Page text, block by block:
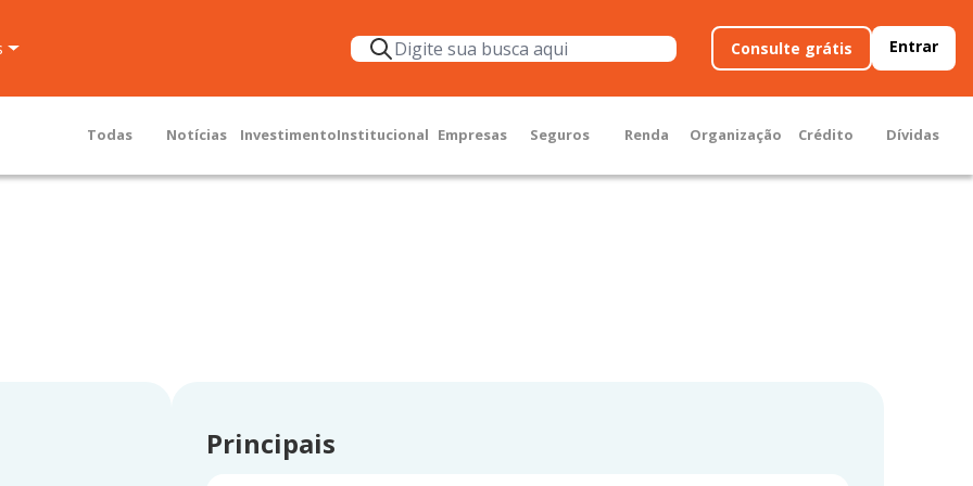
Consulte grátis Entrar
Todas Notícias InvestimentoInstitucional Empresas Seguros Renda Organização Crédito Dívidas
Principais